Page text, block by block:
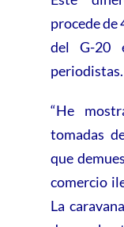
procede de
del G-20
periodistas.
“He
tomadas
que
comercio
La